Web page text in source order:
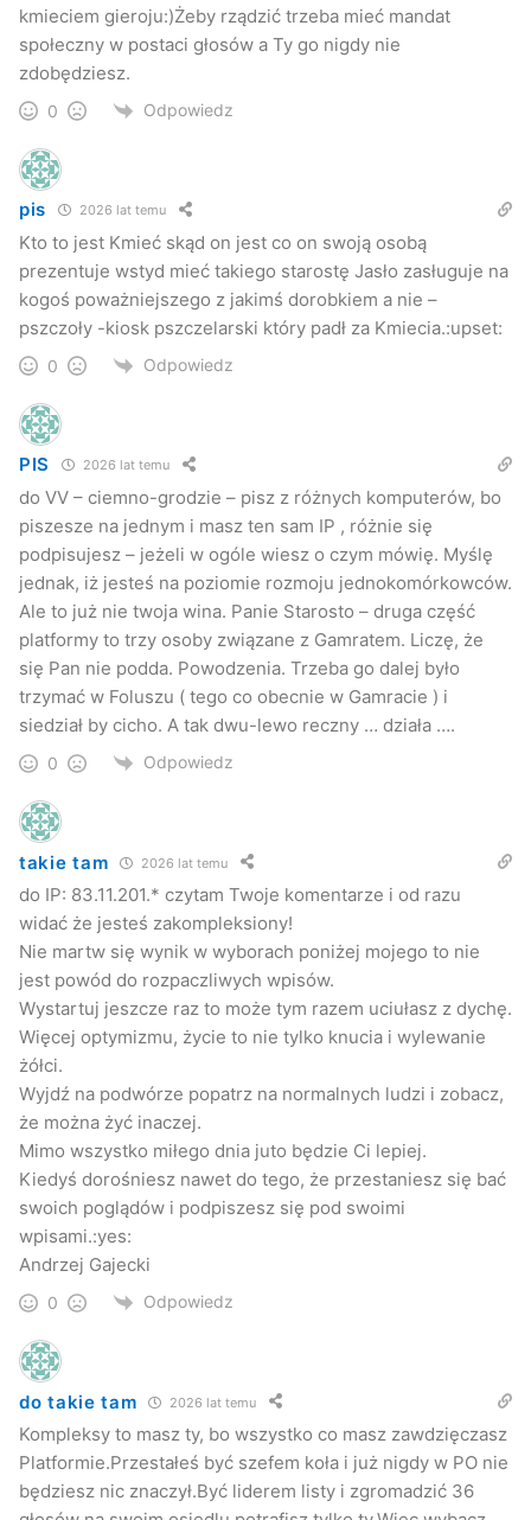
jedynym wyjściem jest wystąpienie z koalicji.
rozwiązywać. Jeżeli jest problem w koalicji miejskiej, jeżeli
koledzy z Platformy narzekają, że źle się w tej koalicji
czują, że nie mogą ponosić odpowiedzialności za to, co
władze miasta Jasła robią, to nie ma nic prostszego aby z
tej koalicji wystąpić. Nie da się być w koalicji i krytykować
tę koalicję. Jeśli jesteśmy to bierzemy odpowiedzialność
za to co robimy.
Adam Kmiecik, przewodniczącym po raz drugi?
Adam Kmiecik nie wyklucza ponownego ubiegania się o
stanowisko przewodniczącego PO. Kmiecik mówi, że przed
rozwiązaniu struktur złożył rezygnację z funkcji, czyli
zgodnie ze statutem ma prawo ubiegać się o reelekcję.
Kuba Kowalczyk
Jaslonet.pl
kmieciem gieroju:)Żeby rządzić trzeba mieć mandat
społeczny w postaci głosów a Ty go nigdy nie
zdobędziesz.
0 Odpowiedz
pis 2026 lat temu
Kto to jest Kmieć skąd on jest co on swoją osobą
prezentuje wstyd mieć takiego starostę Jasło zasługuje na
kogoś poważniejszego z jakimś dorobkiem a nie –
pszczoły -kiosk pszczelarski który padł za Kmiecia.:upset:
0 Odpowiedz
PIS 2026 lat temu
do VV – ciemno-grodzie – pisz z różnych komputerów, bo
piszesze na jednym i masz ten sam IP , różnie się
podpisujesz – jeżeli w ogóle wiesz o czym mówię. Myślę
jednak, iż jesteś na poziomie rozmoju jednokomórkowców.
Ale to już nie twoja wina. Panie Starosto – druga część
platformy to trzy osoby związane z Gamratem. Liczę, że
się Pan nie podda. Powodzenia. Trzeba go dalej było
trzymać w Foluszu ( tego co obecnie w Gamracie ) i
siedział by cicho. A tak dwu-lewo reczny … działa ….
0 Odpowiedz
takie tam 2026 lat temu
do IP: 83.11.201.* czytam Twoje komentarze i od razu
widać że jesteś zakompleksiony!
Nie martw się wynik w wyborach poniżej mojego to nie
jest powód do rozpaczliwych wpisów.
Wystartuj jeszcze raz to może tym razem uciułasz z dychę.
Więcej optymizmu, życie to nie tylko knucia i wylewanie
żółci.
Wyjdź na podwórze popatrz na normalnych ludzi i zobacz,
że można żyć inaczej.
Mimo wszystko miłego dnia juto będzie Ci lepiej.
Kiedyś dorośniesz nawet do tego, że przestaniesz się bać
swoich poglądów i podpiszesz się pod swoimi
wpisami.:yes:
Andrzej Gajecki
0 Odpowiedz
do takie tam 2026 lat temu
Kompleksy to masz ty, bo wszystko co masz zawdzięczasz
Platformie.Przestałeś być szefem koła i już nigdy w PO nie
będziesz nic znaczył.Być liderem listy i zgromadzić 36